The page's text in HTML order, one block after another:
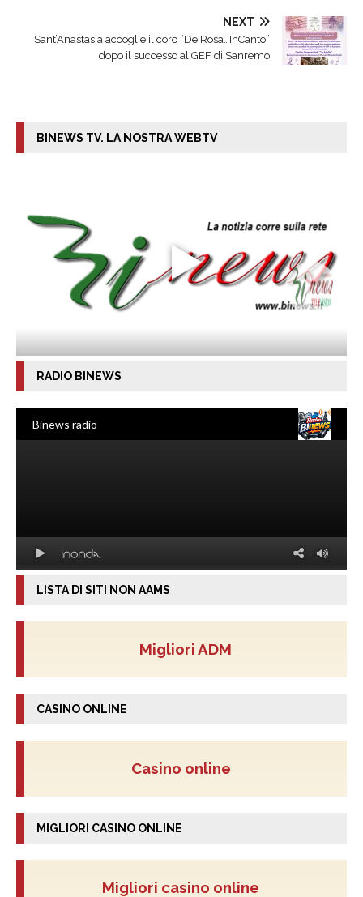
NEXT
Sant’Anastasia accoglie il coro “De Rosa…InCanto”
dopo il successo al GEF di Sanremo
BINEWS TV. LA NOSTRA WEBTV
RADIO BINEWS
LISTA DI SITI NON AAMS
Migliori ADM
CASINO ONLINE
Casino online
MIGLIORI CASINO ONLINE
Migliori casino online